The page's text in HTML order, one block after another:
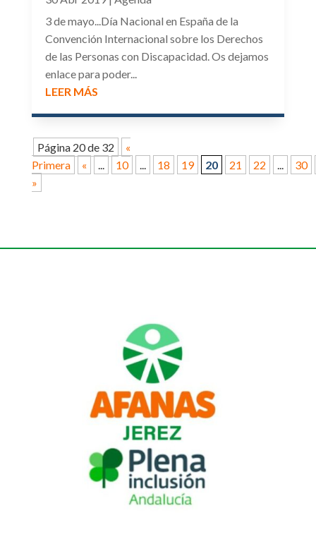
3 de mayo...Día Nacional en España de la
Convención Internacional sobre los Derechos
de las Personas con Discapacidad. Os dejamos
enlace para poder...
LEER MÁS
Página 20 de 32
«
Primera
« ... 10 ... 18 19 20 21 22 ...
30
»